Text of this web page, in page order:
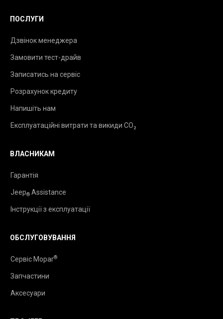
ПОСЛУГИ
Дзвінок менеджера
Замовити тест-драйв
Записатись на сервіс
Розрахунок кредиту
Напишіть нам
Експлуатаційні витрати та викиди CO₂
ВЛАСНИКАМ
Гарантія
Jeep® Assistance
Інструкції з експлуатації
ОБСЛУГОВУВАННЯ
Сервіс Mopar®
Запчастини
Аксесуари